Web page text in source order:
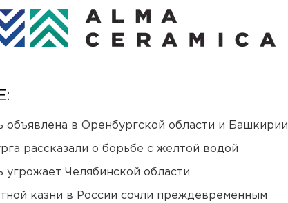
объявлена в Оренбургской области и Башкирии
рассказали о борьбе с желтой водой
угрожает Челябинской области
казни в России сочли преждевременным